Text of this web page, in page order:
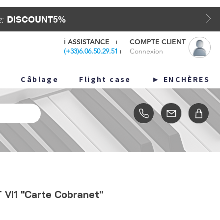
DISCOUNT5%
ℹ️ ASSISTANCE ⏐
(+33)6.06.50.29.51 ⏐
COMPTE CLIENT
Connexion
Câblage Flight case ENCHÈRES ►
VI1 "Carte Cobranet"